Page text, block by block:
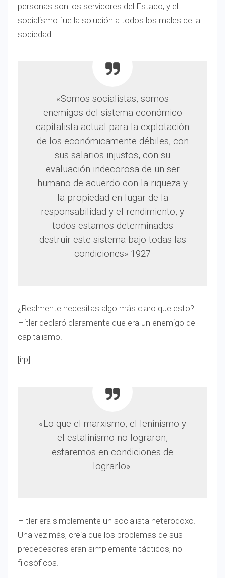
personas son los servidores del Estado, y el
socialismo fue la solución a todos los males de la
sociedad.
«Somos socialistas, somos
enemigos del sistema económico
capitalista actual para la explotación
de los económicamente débiles, con
sus salarios injustos, con su
evaluación indecorosa de un ser
humano de acuerdo con la riqueza y
la propiedad en lugar de la
responsabilidad y el rendimiento, y
todos estamos determinados
destruir este sistema bajo todas las
condiciones» 1927
¿Realmente necesitas algo más claro que esto?
Hitler declaró claramente que era un enemigo del
capitalismo.
[irp]
«Lo que el marxismo, el leninismo y
el estalinismo no lograron,
estaremos en condiciones de
lograrlo».
Hitler era simplemente un socialista heterodoxo.
Una vez más, creía que los problemas de sus
predecesores eran simplemente tácticos, no
filosóficos.